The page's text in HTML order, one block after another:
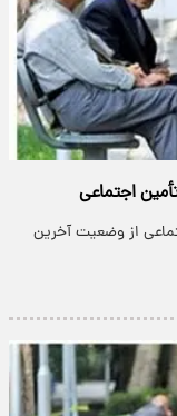
اجتماعی
از وضعیت آخرین